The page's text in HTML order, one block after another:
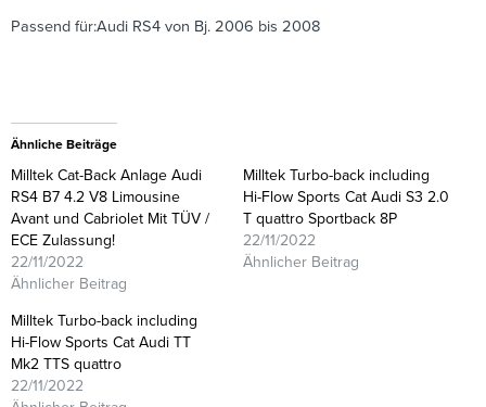
Passend für:Audi RS4 von Bj. 2006 bis 2008
Ähnliche Beiträge
Milltek Cat-Back Anlage Audi
RS4 B7 4.2 V8 Limousine
Avant und Cabriolet Mit TÜV /
ECE Zulassung!
22/11/2022
Ähnlicher Beitrag
Milltek Turbo-back including
Hi-Flow Sports Cat Audi S3 2.0
T quattro Sportback 8P
22/11/2022
Ähnlicher Beitrag
Milltek Turbo-back including
Hi-Flow Sports Cat Audi TT
Mk2 TTS quattro
22/11/2022